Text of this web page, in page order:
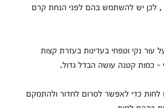
, לכן יש להשתמש בהם לפני הנחת קרם
עור נקי וטפחי בעדינות בעזרת קצות
- כמות קטנה עושה הבדל גדול.
לחות כדי לאפשר לסרום לחדור ולהתמקם